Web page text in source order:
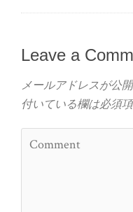
Leave a
メールアドレスが公
付いている欄は必須